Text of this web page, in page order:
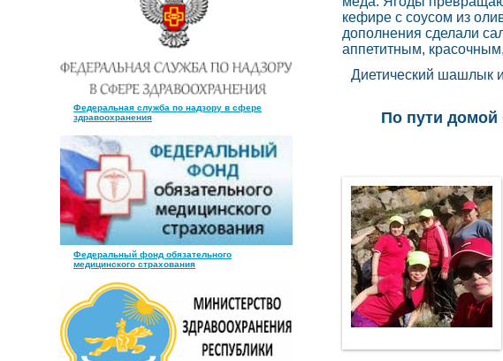
Федеральная служба по надзору в сфере
здравоохранения
Федеральный фонд обязательного
медицинского страхования
кефире с соусом из
дополнения сделали
аппетитным,
Диетический шашлык
По пути домой